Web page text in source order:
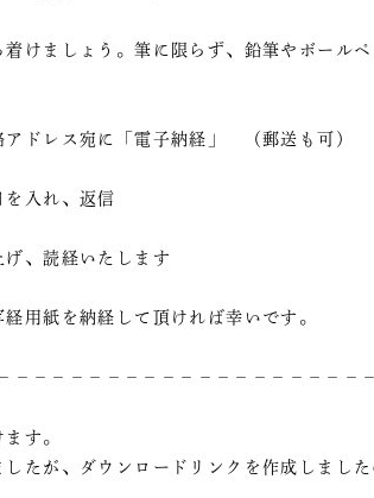
ましょう。筆に限らず、鉛筆やボールペ
ドレス宛に「電子納経」 （郵送も可）
入れ、返信
、読経いたします
用紙を納経して頂ければ幸いです。
－－－－－－－－－－－－－－－－－－
す。
たが、ダウンロードリンクを作成しました